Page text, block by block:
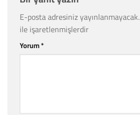
E-posta adresiniz yayınlanmayacak.
ile işaretlenmişlerdir
Yorum*